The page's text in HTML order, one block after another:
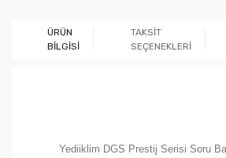
ÜRÜN
BİLGİSİ
TAKSİT
SEÇENEKLERİ
Yediiklim DGS Prestij Serisi Soru